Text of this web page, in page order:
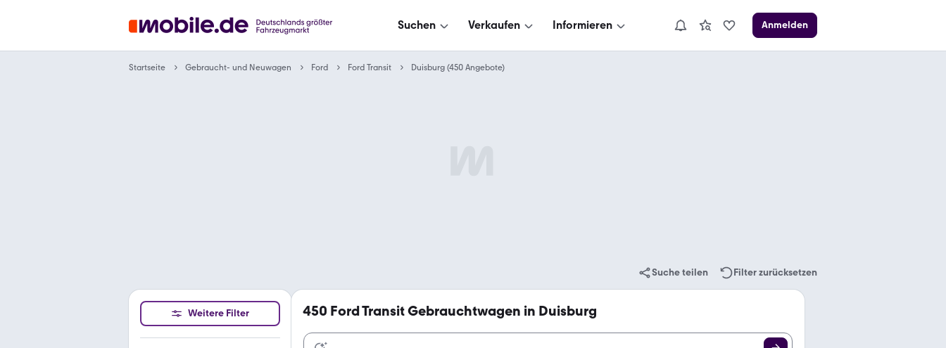
Suchen Verkaufen Informieren Anmelden
Startseite Gebraucht- und Neuwagen Ford Ford Transit Duisburg (450 Angebote)
Suche teilen Filter zurücksetzen
Weitere Filter 450 Ford Transit Gebrauchtwagen in Duisburg